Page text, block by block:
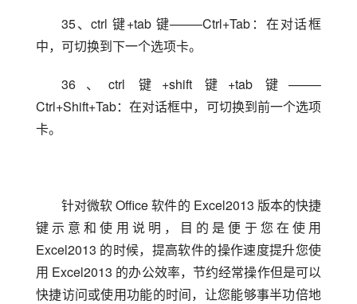
35、ctrl 键+tab 键——–Ctrl+Tab：在对话框
中，可切换到下一个选项卡。
36、ctrl 键+shift 键+tab 键——–
Ctrl+Shift+Tab：在对话框中，可切换到前一个选项
卡。
针对微软 Office 软件的 Excel2013 版本的快捷
键示意和使用说明，目的是便于您在使用
Excel2013 的时候，提高软件的操作速度提升您使
用 Excel2013 的办公效率，节约经常操作但是可以
快捷访问或使用功能的时间，让您能够事半功倍地